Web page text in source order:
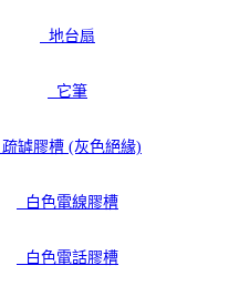
地台扇
它筆
疏罅膠槽 (灰色絕緣)
白色電線膠槽
白色電話膠槽